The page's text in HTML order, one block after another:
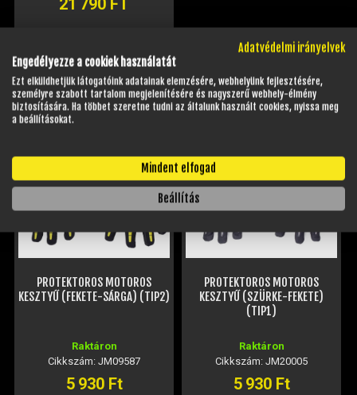
21 790 FT
KAPCSOLÓDÓ TERMÉKEK
PROTEKTOROS MOTOROS
KESZTYŰ (FEKETE-SÁRGA) (TIP2)
Raktáron
Cikkszám: JM09587
5 930 Ft
PROTEKTOROS MOTOROS
KESZTYŰ (SZÜRKE-FEKETE)
(TIP1)
Raktáron
Cikkszám: JM20005
5 930 Ft
Adatvédelmi irányelvek
Engedélyezze a cookiek használatát
Ezt elküldhetjük látogatóink adatainak elemzésére, webhelyünk fejlesztésére,
személyre szabott tartalom megjelenítésére és nagyszerű webhely-élmény
biztosítására. Ha többet szeretne tudni az általunk használt cookies, nyissa meg
a beállításokat.
Mindent elfogad
Beállítás